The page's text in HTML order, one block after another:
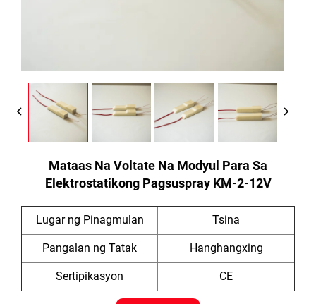
Mataas Na Voltate Na Modyul Para Sa
Elektrostatikong Pagsuspray KM-2-12V
Lugar ng Pinagmulan Tsina
Pangalan ng Tatak Hanghangxing
Sertipikasyon CE